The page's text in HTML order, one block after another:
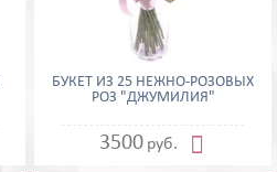
БУКЕТ ИЗ 25 НЕЖНО-РОЗОВЫХ
РОЗ "ДЖУМИЛИЯ"
3500 руб. 